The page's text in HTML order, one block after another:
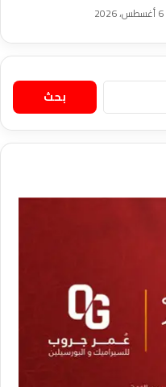
6 أغسطس، 2026
البحث
عن: